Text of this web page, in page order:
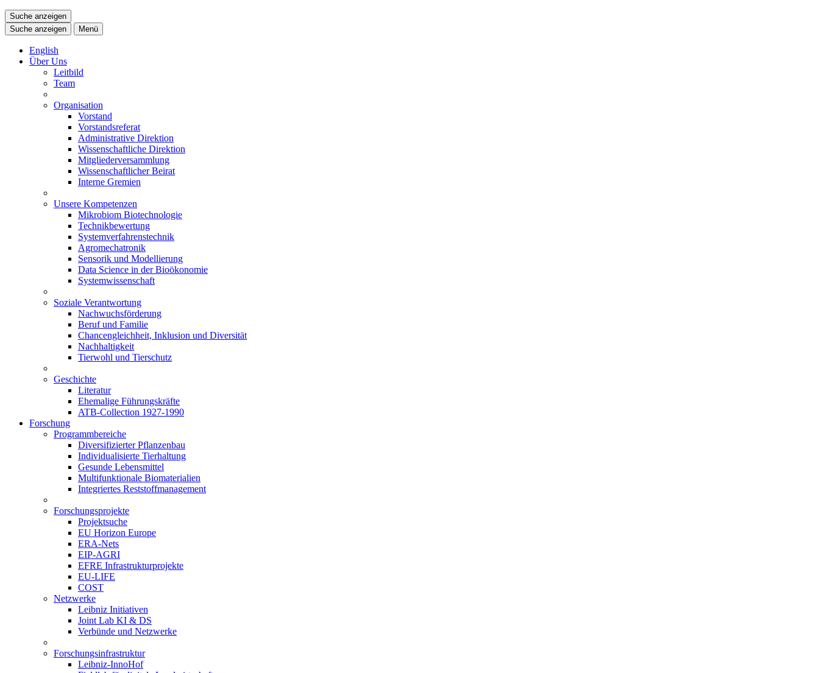
Suche anzeigen
Suche anzeigen
Menü
English
Über Uns
Leitbild
Team
Organisation
Vorstand
Vorstandsreferat
Administrative Direktion
Wissenschaftliche Direktion
Mitgliederversammlung
Wissenschaftlicher Beirat
Interne Gremien
Unsere Kompetenzen
Mikrobiom Biotechnologie
Technikbewertung
Systemverfahrenstechnik
Agromechatronik
Sensorik und Modellierung
Data Science in der Bioökonomie
Systemwissenschaft
Soziale Verantwortung
Nachwuchsförderung
Beruf und Familie
Chancengleichheit, Inklusion und Diversität
Nachhaltigkeit
Tierwohl und Tierschutz
Geschichte
Literatur
Ehemalige Führungskräfte
ATB-Collection 1927-1990
Forschung
Programmbereiche
Diversifizierter Pflanzenbau
Individualisierte Tierhaltung
Gesunde Lebensmittel
Multifunktionale Biomaterialien
Integriertes Reststoffmanagement
Forschungsprojekte
Projektsuche
EU Horizon Europe
ERA-Nets
EIP-AGRI
EFRE Infrastrukturprojekte
EU-LIFE
COST
Netzwerke
Leibniz Initiativen
Joint Lab KI & DS
Verbünde und Netzwerke
Forschungsinfrastruktur
Leibniz-InnoHof